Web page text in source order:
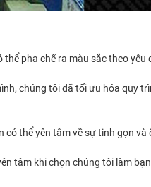
pha chế ra màu sắc theo yêu
chúng tôi đã tối ưu hóa quy
thể yên tâm về sự tinh gọn
tâm khi chọn chúng tôi làm